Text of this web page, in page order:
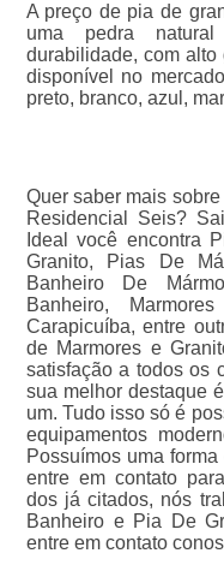
A preço de pia de
uma pedra
durabilidade, com alto
disponível no
preto, branco, azul,
Quer saber mais
Residencial Seis?
Ideal você encontra
Granito, Pias De
Banheiro De
Banheiro,
Carapicuíba, entre
de Marmores e
satisfação a todos os
sua melhor destaque
um. Tudo isso só é
equipamentos
Possuímos uma
entre em contato
dos já citados, nós
Banheiro e Pia De
entre em contato